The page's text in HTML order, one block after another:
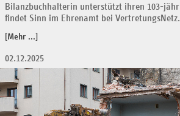
Bilanzbuchhalterin unterstützt ihren 103-
findet Sinn im Ehrenamt bei VertretungsNetz.
[Mehr ...]
02.12.2025